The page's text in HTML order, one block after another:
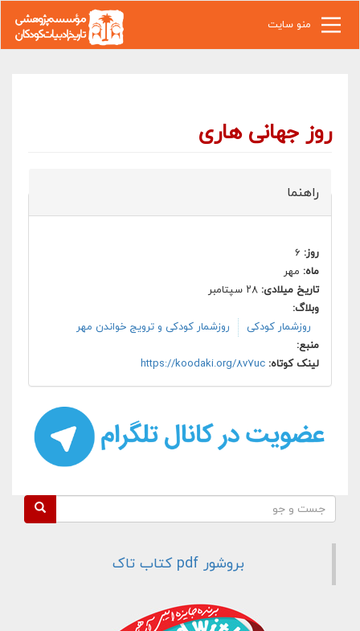
منو سایت
روز جهانی هاری
راهنما
روز: ۶
ماه: مهر
تاریخ میلادی: ۲۸ سپتامبر
وبلاگ:
روزشمار کودکی
روزشمار کودکی و ترویج خواندن مهر
منبع:
لینک کوتاه: https://koodaki.org/8v7uc
فرم جستجو
بروشور pdf کتاب تاک